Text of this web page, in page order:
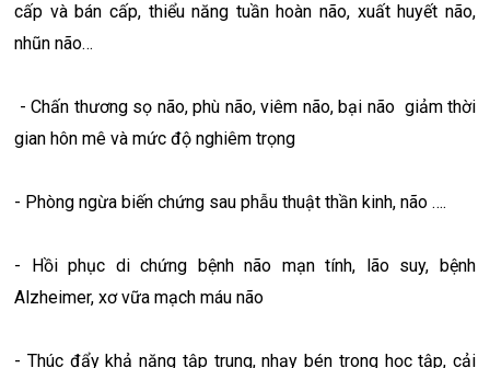
cấp và bán cấp, thiểu năng tuần hoàn não, xuất huyết não,
nhũn não…
- Chấn thương sọ não, phù não, viêm não, bại não giảm thời
gian hôn mê và mức độ nghiêm trọng
- Phòng ngừa biến chứng sau phẫu thuật thần kinh, não ….
- Hồi phục di chứng bệnh não mạn tính, lão suy, bệnh
Alzheimer, xơ vữa mạch máu não
- Thúc đẩy khả năng tập trung, nhạy bén trong học tập, cải